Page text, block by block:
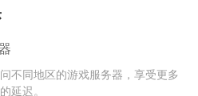
不同地区的游戏服务器，享受更多
延迟。